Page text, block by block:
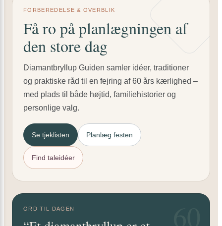
FORBEREDELSE & OVERBLIK
Få ro på planlægningen af
den store dag
Diamantbryllup Guiden samler idéer, traditioner
og praktiske råd til en fejring af 60 års kærlighed –
med plads til både højtid, familiehistorier og
personlige valg.
Se tjeklisten Planlæg festen
Find taleidéer
ORD TIL DAGEN